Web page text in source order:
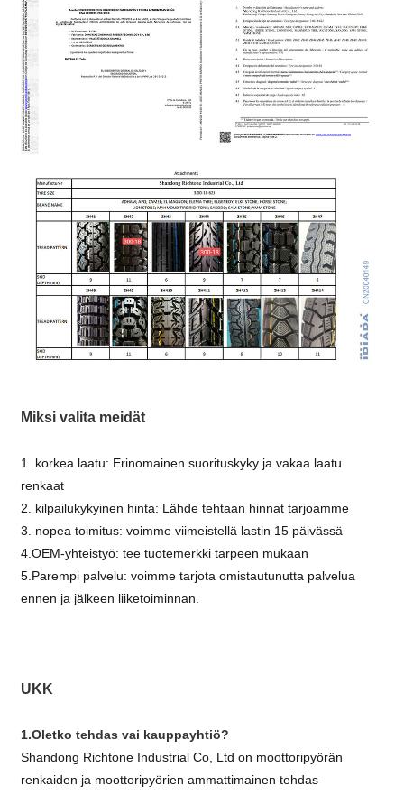
Miksi valita meidät
1. korkea laatu: Erinomainen suorituskyky ja vakaa laatu
renkaat
2. kilpailukykyinen hinta: Lähde tehtaan hinnat tarjoamme
3. nopea toimitus: voimme viimeistellä lastin 15 päivässä
4.OEM-yhteistyö: tee tuotemerkki tarpeen mukaan
5.Parempi palvelu: voimme tarjota omistautunutta palvelua
ennen ja jälkeen liiketoiminnan.
UKK
1.Oletko tehdas vai kauppayhtiö?
Shandong Richtone Industrial Co, Ltd on moottoripyörän
renkaiden ja moottoripyörien ammattimainen tehdas